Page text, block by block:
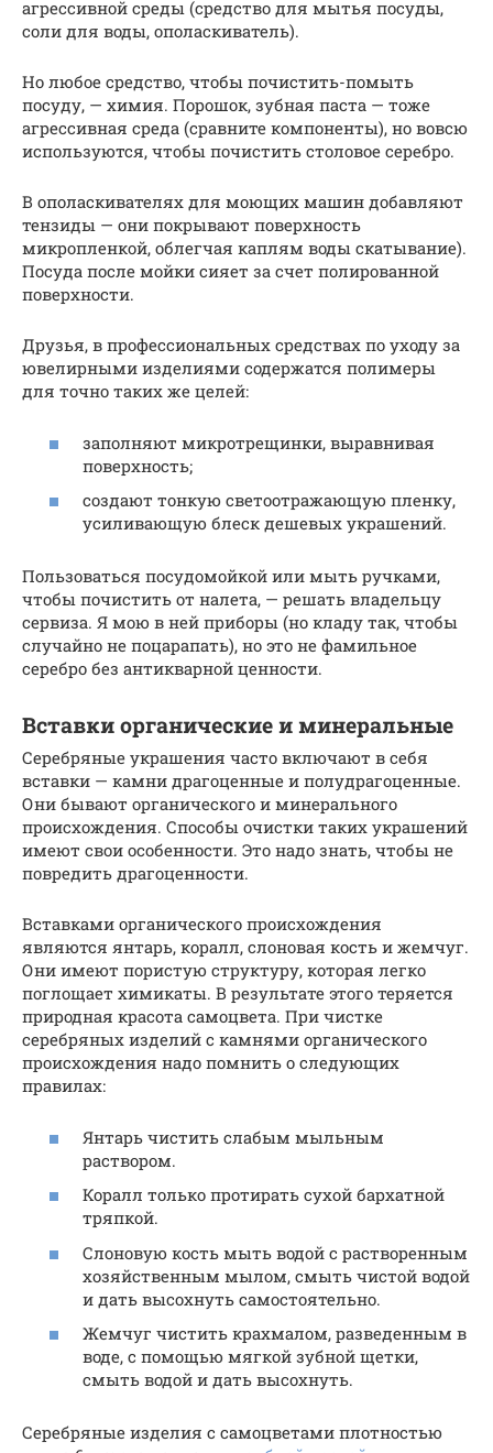
агрессивной среды (средство для мытья посуды,
соли для воды, ополаскиватель).
Но любое средство, чтобы почистить-помыть
посуду, — химия. Порошок, зубная паста — тоже
агрессивная среда (сравните компоненты), но вовсю
используются, чтобы почистить столовое серебро.
В ополаскивателях для моющих машин добавляют
тензиды — они покрывают поверхность
микропленкой, облегчая каплям воды скатывание).
Посуда после мойки сияет за счет полированной
поверхности.
Друзья, в профессиональных средствах по уходу за
ювелирными изделиями содержатся полимеры
для точно таких же целей:
заполняют микротрещинки, выравнивая
поверхность;
создают тонкую светоотражающую пленку,
усиливающую блеск дешевых украшений.
Пользоваться посудомойкой или мыть ручками,
чтобы почистить от налета, — решать владельцу
сервиза. Я мою в ней приборы (но кладу так, чтобы
случайно не поцарапать), но это не фамильное
серебро без антикварной ценности.
Вставки органические и минеральные
Серебряные украшения часто включают в себя
вставки — камни драгоценные и полудрагоценные.
Они бывают органического и минерального
происхождения. Способы очистки таких украшений
имеют свои особенности. Это надо знать, чтобы не
повредить драгоценности.
Вставками органического происхождения
являются янтарь, коралл, слоновая кость и жемчуг.
Они имеют пористую структуру, которая легко
поглощает химикаты. В результате этого теряется
природная красота самоцвета. При чистке
серебряных изделий с камнями органического
происхождения надо помнить о следующих
правилах:
Янтарь чистить слабым мыльным
раствором.
Коралл только протирать сухой бархатной
тряпкой.
Слоновую кость мыть водой с растворенным
хозяйственным мылом, смыть чистой водой
и дать высохнуть самостоятельно.
Жемчуг чистить крахмалом, разведенным в
воде, с помощью мягкой зубной щетки,
смыть водой и дать высохнуть.
Серебряные изделия с самоцветами плотностью